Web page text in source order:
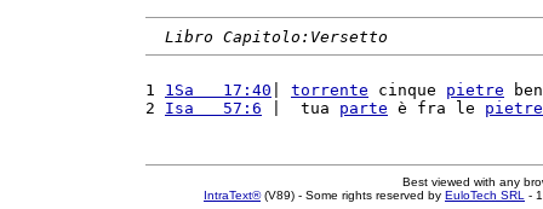
Libro Capitolo:Versetto
1 1Sa   17:40 torrente cinque pietre
2 Isa   57:6 |  tua parte è fra le pietre
Best viewed with any
IntraText®(V89) - Some rights reserved by EuloTech SRL -